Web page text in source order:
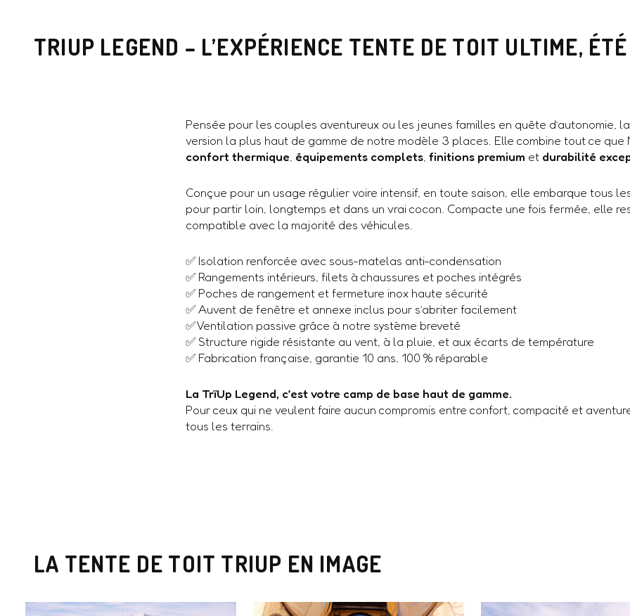
TRIUP LEGEND – L’EXPÉRIENCE TENTE DE TOIT ULTIME,
Pensée pour les couples aventureux ou les jeunes familles en quête d’autonomie, la
version la plus haut de gamme de notre modèle 3 places. Elle combine tout ce que
confort thermique équipements complets, finitions premium et durabilité
Conçue pour un usage régulier voire intensif, en toute saison, elle embarque tous
pour partir loin, longtemps et dans un vrai cocon. Compacte une fois fermée, elle
compatible avec la majorité des véhicules.
✅ Isolation renforcée avec sous-matelas anti-condensation
✅ Rangements intérieurs, filets à chaussures et poches intégrés
✅ Poches de rangement et fermeture inox haute sécurité
✅ Auvent de fenêtre et annexe inclus pour s’abriter facilement
✅ Ventilation passive grâce à notre système breveté
✅ Structure rigide résistante au vent, à la pluie, et aux écarts de température
✅ Fabrication française, garantie 10 ans, 100 % réparable
La TrïUp Legend, c’est votre camp de base haut de gamme.
Pour ceux qui ne veulent faire aucun compromis entre confort, compacité et
tous les terrains.
LA TENTE DE TOIT TRIUP EN IMAGE